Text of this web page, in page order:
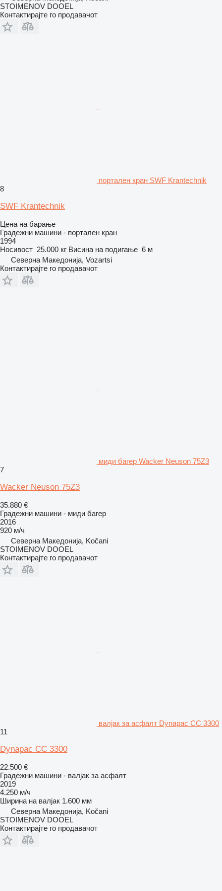
STOIMENOV DOOEL
Контактирајте го продавачот
портален кран SWF Krantechnik
8
SWF Krantechnik
Цена на барање
Градежни машини - портален кран
1994
Носивост 25.000 кг Висина на подигање 6 м
Северна Македонија, Vozartsi
Контактирајте го продавачот
миди багер Wacker Neuson 75Z3
7
Wacker Neuson 75Z3
35.880 €
Градежни машини - миди багер
2016
920 м/ч
Северна Македонија, Kočani
STOIMENOV DOOEL
Контактирајте го продавачот
валјак за асфалт Dynapac CC 3300
11
Dynapac CC 3300
22.500 €
Градежни машини - валјак за асфалт
2019
4.250 м/ч
Ширина на валјак 1.600 мм
Северна Македонија, Kočani
STOIMENOV DOOEL
Контактирајте го продавачот